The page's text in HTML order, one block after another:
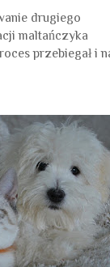
drugiego
maltańczyka
przebiegał i